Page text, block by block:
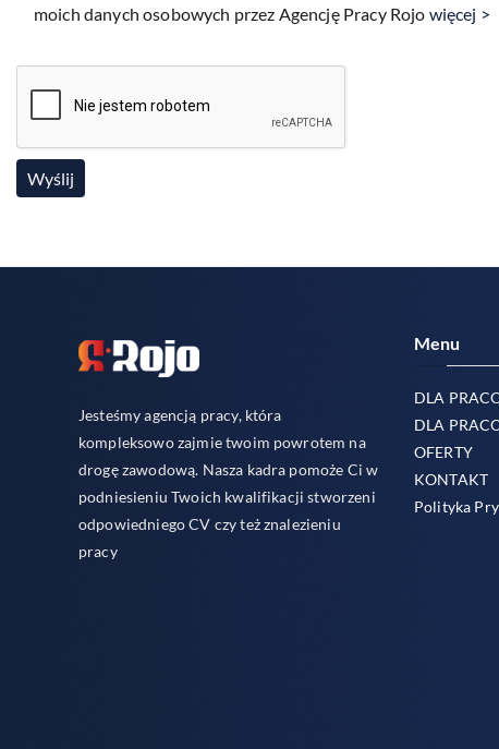
moich danych osobowych przez Agencję Pracy Rojo więcej >
Jesteśmy agencją pracy, która
kompleksowo zajmie twoim powrotem na
drogę zawodową. Nasza kadra pomoże Ci w
podniesieniu Twoich kwalifikacji stworzeni
odpowiedniego CV czy też znalezieniu
pracy
Menu
DLA
DLA
OFERTY
KONTAKT
Polityka